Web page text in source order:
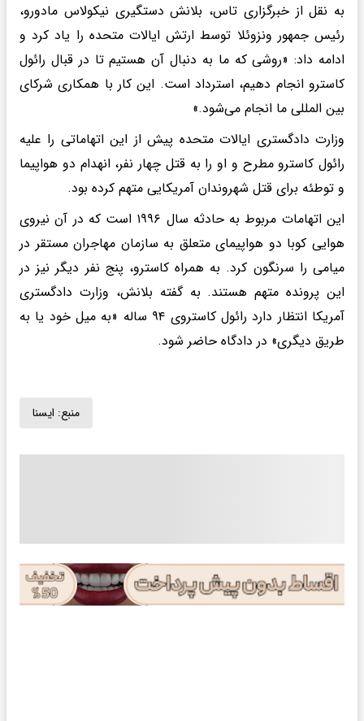
به نقل از خبرگزاری تاس، بلانش دستگیری نیکولاس مادورو،
رئیس جمهور ونزوئلا توسط ارتش ایالات متحده را یاد کرد و
ادامه داد: «روشی که ما به دنبال آن هستیم تا در قبال رائول
کاسترو انجام دهیم، استرداد است. این کار با همکاری شرکای
بین المللی ما انجام می‌شود.»
وزارت دادگستری ایالات متحده پیش از این اتهاماتی را علیه
رائول کاسترو مطرح و او را به قتل چهار نفر، انهدام دو هواپیما
و توطئه برای قتل شهروندان آمریکایی متهم کرده بود.
این اتهامات مربوط به حادثه سال ۱۹۹۶ است که در آن نیروی
هوایی کوبا دو هواپیمای متعلق به سازمان مهاجران مستقر در
میامی را سرنگون کرد. به همراه کاسترو، پنج نفر دیگر نیز در
این پرونده متهم هستند. به گفته بلانش، وزارت دادگستری
آمریکا انتظار دارد رائول کاستروی ۹۴ ساله «به میل خود یا به
طریق دیگری» در دادگاه حاضر شود.
منبع: ايسنا